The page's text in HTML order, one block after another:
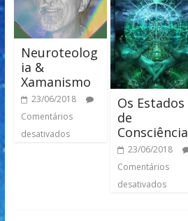
Neuroteolog
ia &
Xamanismo
23/06/2018
Comentários
desativados
Os Estados
de
Consciência
23/06/2018
Comentários
desativados